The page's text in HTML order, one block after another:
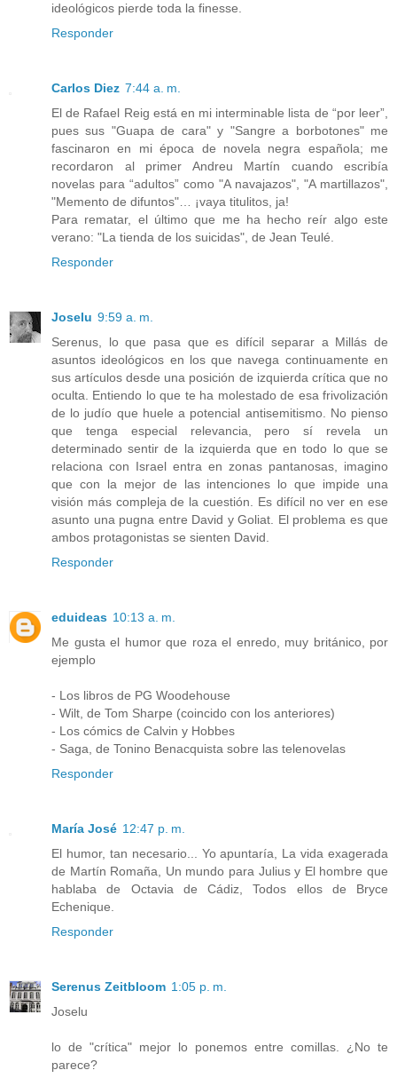
ideológicos pierde toda la finesse.
Responder
Carlos Diez 7:44 a. m.
El de Rafael Reig está en mi interminable lista de “por leer”,
pues sus "Guapa de cara" y "Sangre a borbotones" me
fascinaron en mi época de novela negra española; me
recordaron al primer Andreu Martín cuando escribía
novelas para “adultos” como "A navajazos", "A martillazos",
"Memento de difuntos"… ¡vaya titulitos, ja!
Para rematar, el último que me ha hecho reír algo este
verano: "La tienda de los suicidas", de Jean Teulé.
Responder
Joselu 9:59 a. m.
Serenus, lo que pasa que es difícil separar a Millás de
asuntos ideológicos en los que navega continuamente en
sus artículos desde una posición de izquierda crítica que no
oculta. Entiendo lo que te ha molestado de esa frivolización
de lo judío que huele a potencial antisemitismo. No pienso
que tenga especial relevancia, pero sí revela un
determinado sentir de la izquierda que en todo lo que se
relaciona con Israel entra en zonas pantanosas, imagino
que con la mejor de las intenciones lo que impide una
visión más compleja de la cuestión. Es difícil no ver en ese
asunto una pugna entre David y Goliat. El problema es que
ambos protagonistas se sienten David.
Responder
eduideas 10:13 a. m.
Me gusta el humor que roza el enredo, muy británico, por
ejemplo
- Los libros de PG Woodehouse
- Wilt, de Tom Sharpe (coincido con los anteriores)
- Los cómics de Calvin y Hobbes
- Saga, de Tonino Benacquista sobre las telenovelas
Responder
María José 12:47 p. m.
El humor, tan necesario... Yo apuntaría, La vida exagerada
de Martín Romaña, Un mundo para Julius y El hombre que
hablaba de Octavia de Cádiz, Todos ellos de Bryce
Echenique.
Responder
Serenus Zeitbloom 1:05 p. m.
Joselu
lo de "crítica" mejor lo ponemos entre comillas. ¿No te
parece?